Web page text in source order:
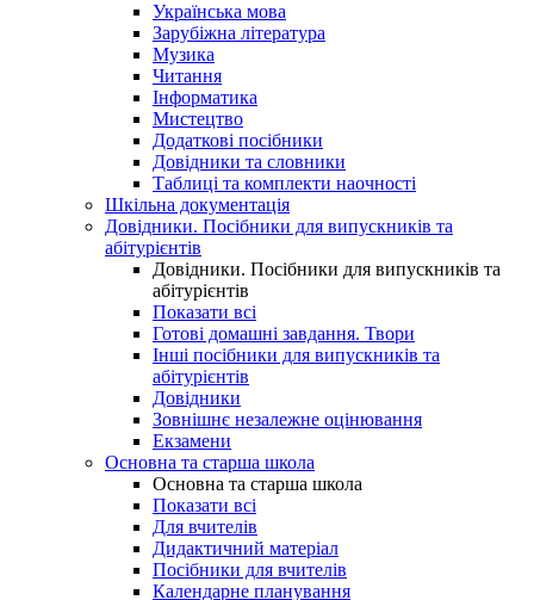
Українська мова
Зарубіжна література
Музика
Читання
Інформатика
Мистецтво
Додаткові посібники
Довідники та словники
Таблиці та комплекти наочності
Шкільна документація
Довідники. Посібники для випускників та
абітурієнтів
Довідники. Посібники для випускників та
абітурієнтів
Показати всі
Готові домашні завдання. Твори
Інші посібники для випускників та
абітурієнтів
Довідники
Зовнішнє незалежне оцінювання
Екзамени
Основна та старша школа
Основна та старша школа
Показати всі
Для вчителів
Дидактичний матеріал
Посібники для вчителів
Календарне планування